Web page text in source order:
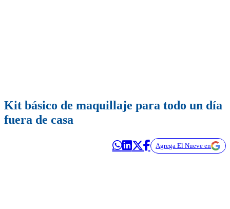
Kit básico de maquillaje para todo un día
fuera de casa
Agrega El Nueve en